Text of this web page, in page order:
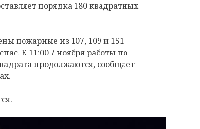
порядка 180 квадратных
пожарные из 107, 109 и 151
К 11:00 7 ноября работы по
продолжаются, сообщает